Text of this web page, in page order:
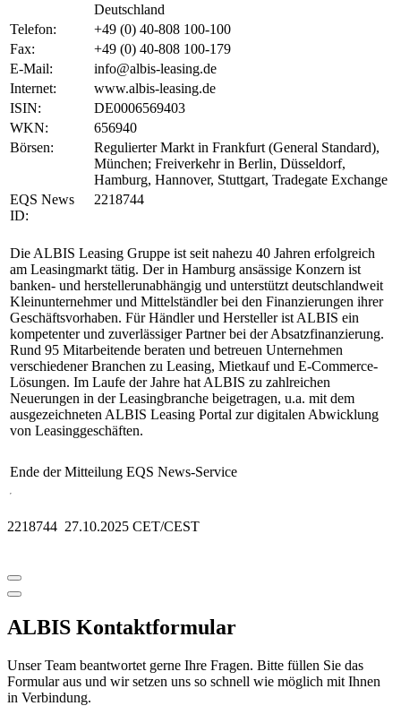
Deutschland
Telefon:
+49 (0) 40-808 100-100
Fax:
+49 (0) 40-808 100-179
E-Mail:
info@albis-leasing.de
Internet:
www.albis-leasing.de
ISIN:
DE0006569403
WKN:
656940
Börsen:
Regulierter Markt in Frankfurt (General Standard),
München; Freiverkehr in Berlin, Düsseldorf,
Hamburg, Hannover, Stuttgart, Tradegate Exchange
EQS News
ID:
2218744
Die ALBIS Leasing Gruppe ist seit nahezu 40 Jahren erfolgreich
am Leasingmarkt tätig. Der in Hamburg ansässige Konzern ist
banken- und herstellerunabhängig und unterstützt deutschlandweit
Kleinunternehmer und Mittelständler bei den Finanzierungen ihrer
Geschäftsvorhaben. Für Händler und Hersteller ist ALBIS ein
kompetenter und zuverlässiger Partner bei der Absatzfinanzierung.
Rund 95 Mitarbeitende beraten und betreuen Unternehmen
verschiedener Branchen zu Leasing, Mietkauf und E-Commerce-
Lösungen. Im Laufe der Jahre hat ALBIS zu zahlreichen
Neuerungen in der Leasingbranche beigetragen, u.a. mit dem
ausgezeichneten ALBIS Leasing Portal zur digitalen Abwicklung
von Leasinggeschäften.
Ende der Mitteilung EQS News-Service
2218744 27.10.2025 CET/CEST
ALBIS Kontaktformular
Unser Team beantwortet gerne Ihre Fragen. Bitte füllen Sie das
Formular aus und wir setzen uns so schnell wie möglich mit Ihnen
in Verbindung.